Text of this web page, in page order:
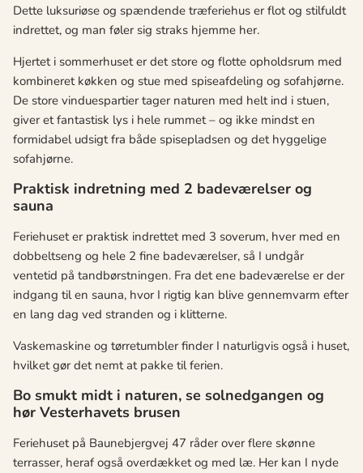
Dette luksuriøse og spændende træferiehus er flot og stilfuldt
indrettet, og man føler sig straks hjemme her.
Hjertet i sommerhuset er det store og flotte opholdsrum med
kombineret køkken og stue med spiseafdeling og sofahjørne.
De store vinduespartier tager naturen med helt ind i stuen,
giver et fantastisk lys i hele rummet – og ikke mindst en
formidabel udsigt fra både spisepladsen og det hyggelige
sofahjørne.
Praktisk indretning med 2 badeværelser og
sauna
Feriehuset er praktisk indrettet med 3 soverum, hver med en
dobbeltseng og hele 2 fine badeværelser, så I undgår
ventetid på tandbørstningen. Fra det ene badeværelse er der
indgang til en sauna, hvor I rigtig kan blive gennemvarm efter
en lang dag ved stranden og i klitterne.
Vaskemaskine og tørretumbler finder I naturligvis også i huset,
hvilket gør det nemt at pakke til ferien.
Bo smukt midt i naturen, se solnedgangen og
hør Vesterhavets brusen
Feriehuset på Baunebjergvej 47 råder over flere skønne
terrasser, heraf også overdækket og med læ. Her kan I nyde